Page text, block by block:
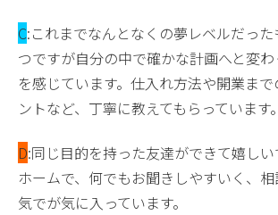
C:これまでなんとなくの夢レベルだっ
つですが自分の中で確かな計画へと変
を感じています。仕入れ方法や開業ま
ントなど、丁寧に教えてもらっています。
D:同じ目的を持った友達ができて嬉し
ホームで、何でもお聞きしやすいく、
気でが気に入っています。